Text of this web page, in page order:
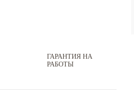
ГАРАНТИЯ НА
РАБОТЫ